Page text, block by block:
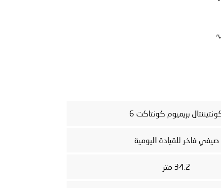
بريميوم كونتاكت 6
صيفي فاخر للقيادة اليومية
34.2 متر